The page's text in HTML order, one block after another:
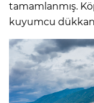
tamamlanmış.
kuyumcu